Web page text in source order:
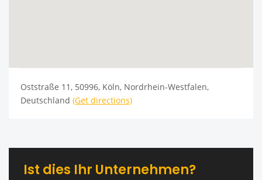
Oststraße 11, 50996, Köln, Nordrhein-Westfalen,
Deutschland (Get directions)
Ist dies Ihr Unternehmen?